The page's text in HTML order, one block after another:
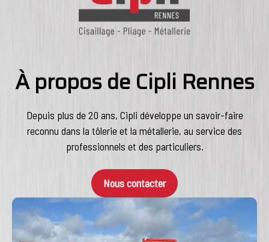
À propos de Cipli Rennes
Depuis plus de 20 ans, Cipli développe un savoir-faire
reconnu dans la tôlerie et la métallerie, au service des
professionnels et des particuliers.
Nous contacter